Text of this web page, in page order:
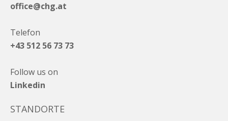
office@chg.at
Telefon
+43 512 56 73 73
Follow us on
Linkedin
STANDORTE